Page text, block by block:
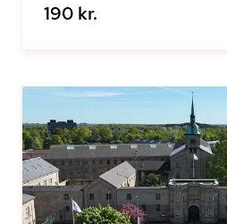
190 kr.